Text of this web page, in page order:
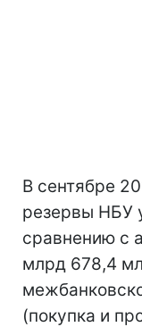
В сентябре
резервы НБУ
сравнению с
млрд 678,4
(покупка и